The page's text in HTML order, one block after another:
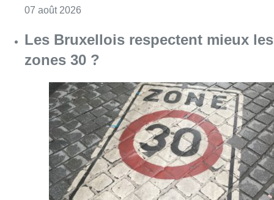
07 août 2026
Les Bruxellois respectent mieux les
zones 30 ?